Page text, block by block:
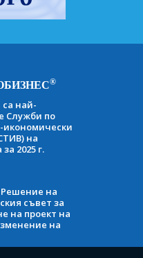
®
най-
Служби по
икономически
на
2025 г.
Решение на
съвет за
на проект на
на